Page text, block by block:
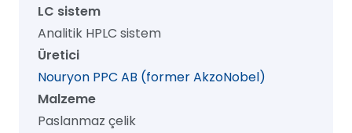
200
mm,
1/pk
adet
LC sistem
Analitik HPLC sistem
Üretici
Nouryon PPC AB (former AkzoNobel)
Malzeme
Paslanmaz çelik